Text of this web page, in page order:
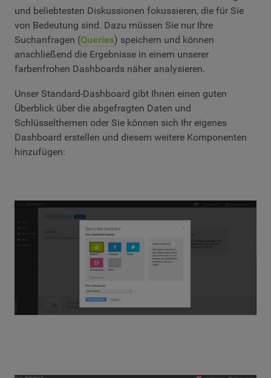
und beliebtesten Diskussionen fokussieren, die für Sie
von Bedeutung sind. Dazu müssen Sie nur Ihre
Suchanfragen (Queries) speichern und können
anschließend die Ergebnisse in einem unserer
farbenfrohen Dashboards näher analysieren.
Unser Standard-Dashboard gibt Ihnen einen guten
Überblick über die abgefragten Daten und
Schlüsselthemen oder Sie können sich Ihr eigenes
Dashboard erstellen und diesem weitere Komponenten
hinzufügen: